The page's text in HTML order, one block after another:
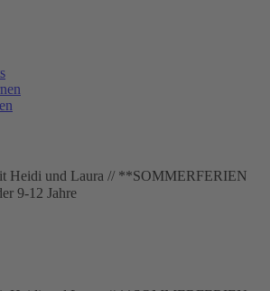
Heidi und Laura // **SOMMERFERIEN
9-12 Jahre